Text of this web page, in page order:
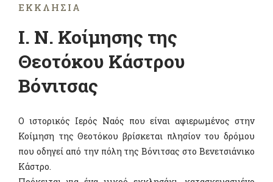
ΕΚΚΛΗΣΊΑ
Ι. Ν. Κοίµησης της
Θεοτόκου Κάστρου
Βόνιτσας
Ο ιστορικός Ιερός Ναός που είναι αφιερωμένος στην
Κοίμηση της Θεοτόκου βρίσκεται πλησίον του δρόμου
που οδηγεί από την πόλη της Βόνιτσας στο Βενετσιάνικο
Κάστρο.